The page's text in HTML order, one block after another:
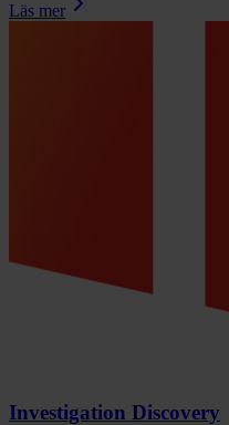
Läs mer
Investigation Discovery